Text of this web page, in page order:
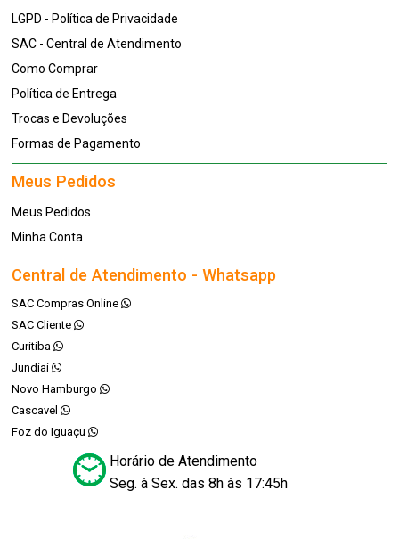
LGPD - Política de Privacidade
SAC - Central de Atendimento
Como Comprar
Política de Entrega
Trocas e Devoluções
Formas de Pagamento
Meus Pedidos
Meus Pedidos
Minha Conta
Central de Atendimento - Whatsapp
SAC Compras Online
SAC Cliente
Curitiba
Jundiaí
Novo Hamburgo
Cascavel
Foz do Iguaçu
Horário de Atendimento
Seg. à Sex. das 8h às 17:45h